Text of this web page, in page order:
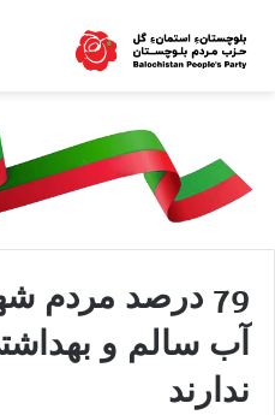
79 درصد مردم
آب سالم و
ندارند